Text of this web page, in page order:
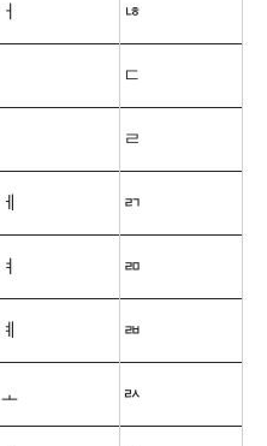
ㅓ ㄶ
ㄷ
ㄹ
ㅔ ㄺ
ㅕ ㄻ
ㅖ ㄼ
ㅗ ㄽ